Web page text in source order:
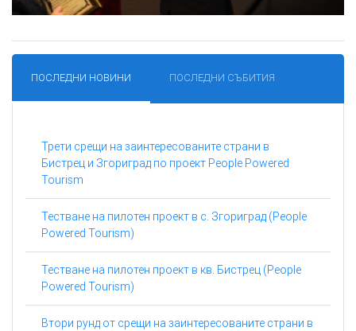
ПОСЛЕДНИ НОВИНИ ПОСЛЕДНИ СЪБИТИЯ
Трети срещи на заинтересованите страни в
Бистрец и Згориград по проект People Powered
Tourism
Тестване на пилотен проект в с. Згориград (People
Powered Tourism)
Тестване на пилотен проект в кв. Бистрец (People
Powered Tourism)
Втори рунд от срещи на заинтересованите страни в